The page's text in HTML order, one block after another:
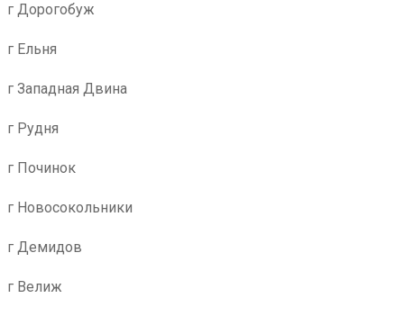
г Дорогобуж
г Ельня
г Западная Двина
г Рудня
г Починок
г Новосокольники
г Демидов
г Велиж